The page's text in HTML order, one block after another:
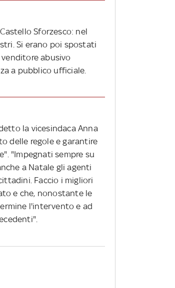
Sforzesco: nel
Si erano poi spostati
venditore abusivo
a pubblico ufficiale.
la vicesindaca Anna
delle regole e garantire
"Impegnati sempre su
a Natale gli agenti
Faccio i migliori
e che, nonostante le
l'intervento e ad